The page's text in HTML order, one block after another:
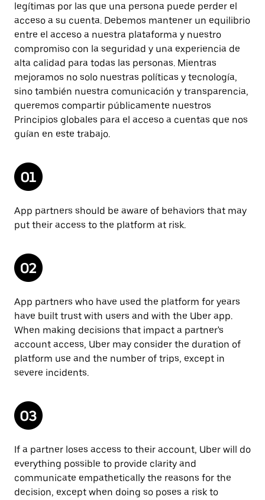
legítimas por las que una persona puede perder el
acceso a su cuenta. Debemos mantener un equilibrio
entre el acceso a nuestra plataforma y nuestro
compromiso con la seguridad y una experiencia de
alta calidad para todas las personas. Mientras
mejoramos no solo nuestras políticas y tecnología,
sino también nuestra comunicación y transparencia,
queremos compartir públicamente nuestros
Principios globales para el acceso a cuentas que nos
guían en este trabajo.
App partners should be aware of behaviors that may
put their access to the platform at risk.
App partners who have used the platform for years
have built trust with users and with the Uber app.
When making decisions that impact a partner's
account access, Uber may consider the duration of
platform use and the number of trips, except in
severe incidents.
If a partner loses access to their account, Uber will do
everything possible to provide clarity and
communicate empathetically the reasons for the
decision, except when doing so poses a risk to